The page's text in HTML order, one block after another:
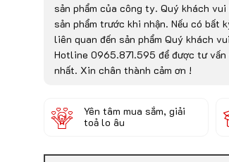
sản phẩm của công ty. Quý khách
sản phẩm trước khi nhận. Nếu có bất
liên quan đến sản phẩm Quý khách
Hotline 0965.871.595 để được tư vấn
nhất. Xin chân thành cảm ơn !
Yên tâm mua sắm, giải
toả lo âu